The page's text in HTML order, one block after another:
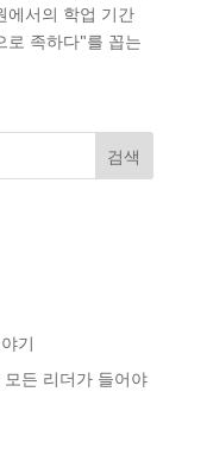
에서의 학업 기간
로 족하다"를 꼽는
검색
기
든 리더가 들어야